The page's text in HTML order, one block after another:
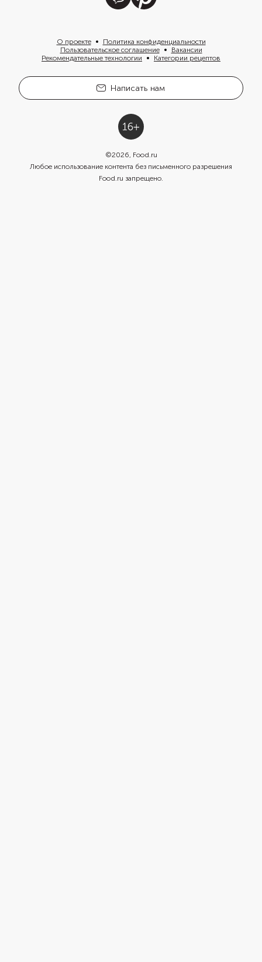
О проекте
Политика конфиденциальности
Пользовательское соглашение
Вакансии
Рекомендательные технологии
Категории рецептов
Написать нам
©2026, Food.ru
Любое использование контента без письменного разрешения
Food.ru запрещено.